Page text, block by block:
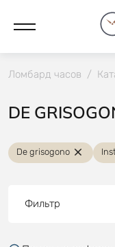
Ломбард часов /
DE
De grisogono
Фильтр